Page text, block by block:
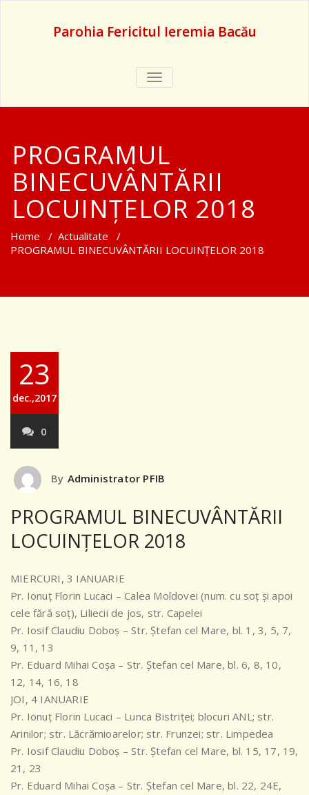
Parohia Fericitul Ieremia Bacău
TOGGLE
NAVIGATION
PROGRAMUL
BINECUVÂNTĂRII
LOCUINȚELOR 2018
Home / Actualitate /
PROGRAMUL BINECUVÂNTĂRII LOCUINȚELOR 2018
23
dec.,2017
0
By Administrator PFIB
PROGRAMUL BINECUVÂNTĂRII
LOCUINȚELOR 2018
MIERCURI, 3 IANUARIE
Pr. Ionuț Florin Lucaci – Calea Moldovei (num. cu soț și apoi
cele fără soț), Liliecii de jos, str. Capelei
Pr. Iosif Claudiu Doboș – Str. Ștefan cel Mare, bl. 1, 3, 5, 7,
9, 11, 13
Pr. Eduard Mihai Coșa – Str. Ștefan cel Mare, bl. 6, 8, 10,
12, 14, 16, 18
JOI, 4 IANUARIE
Pr. Ionuț Florin Lucaci – Lunca Bistriței; blocuri ANL; str.
Arinilor; str. Lăcrămioarelor; str. Frunzei; str. Limpedea
Pr. Iosif Claudiu Doboș – Str. Ștefan cel Mare, bl. 15, 17, 19,
21, 23
Pr. Eduard Mihai Coșa – Str. Ștefan cel Mare, bl. 22, 24E,